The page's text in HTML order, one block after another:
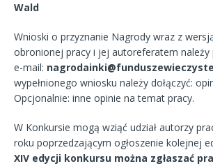
Wald
Wnioski o przyznanie Nagrody wraz z
obronionej pracy i jej autoreferatem należy
e-mail:
wypełnionego wniosku należy dołączyć:
Opcjonalnie: inne opinie na temat pracy.
W Konkursie mogą wziąć udział autorzy
roku poprzedzającym ogłoszenie kolejnej
XIV edycji konkursu można zgłaszać